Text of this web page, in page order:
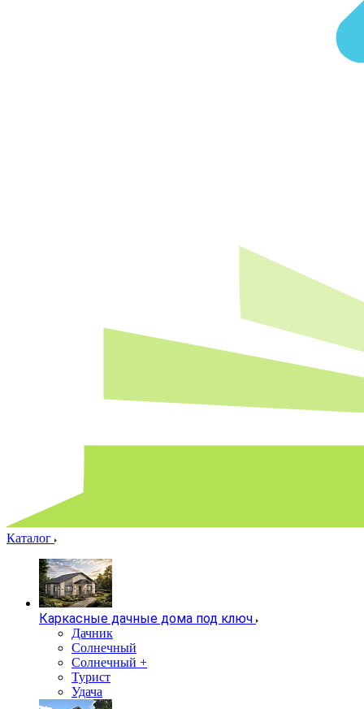
Каталог
Каркасные дачные дома под ключ
Дачник
Солнечный
Солнечный +
Турист
Удача